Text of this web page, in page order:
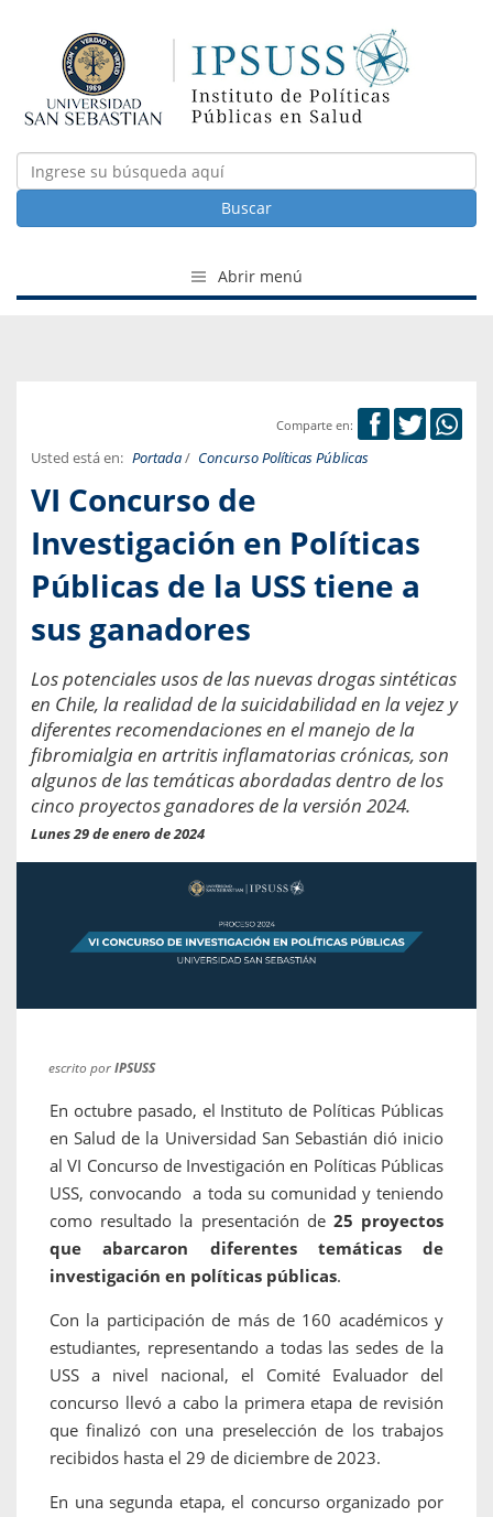
Buscar
Abrir menú
Comparte en:
Usted está en: Portada/ Concurso Políticas Públicas
VI Concurso de
Investigación en Políticas
Públicas de la USS tiene a
sus ganadores
Los potenciales usos de las nuevas drogas sintéticas
en Chile, la realidad de la suicidabilidad en la vejez y
diferentes recomendaciones en el manejo de la
fibromialgia en artritis inflamatorias crónicas, son
algunos de las temáticas abordadas dentro de los
cinco proyectos ganadores de la versión 2024.
Lunes 29 de enero de 2024
escrito porIPSUSS
En octubre pasado, el Instituto de Políticas Públicas
en Salud de la Universidad San Sebastián dió inicio
al VI Concurso de Investigación en Políticas Públicas
USS, convocando a toda su comunidad y teniendo
como resultado la presentación de 25 proyectos
que abarcaron diferentes temáticas de
investigación en políticas públicas.
Con la participación de más de 160 académicos y
estudiantes, representando a todas las sedes de la
USS a nivel nacional, el Comité Evaluador del
concurso llevó a cabo la primera etapa de revisión
que finalizó con una preselección de los trabajos
recibidos hasta el 29 de diciembre de 2023.
En una segunda etapa, el concurso organizado por